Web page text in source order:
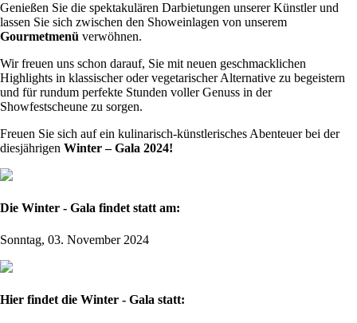
Genießen Sie die spektakulären Darbietungen unserer Künstler und
lassen Sie sich zwischen den Showeinlagen von unserem
Gourmetmenü verwöhnen.
Wir freuen uns schon darauf, Sie mit neuen geschmacklichen
Highlights in klassischer oder vegetarischer Alternative zu begeistern
und für rundum perfekte Stunden voller Genuss in der
Showfestscheune zu sorgen.
Freuen Sie sich auf ein kulinarisch-künstlerisches Abenteuer bei der
diesjährigen Winter – Gala 2024!
Die Winter - Gala findet statt am:
Sonntag, 03. November 2024
Hier findet die Winter - Gala statt: